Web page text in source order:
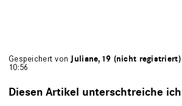
Gespeichert von Juliane,19 (nicht registriert)
10:56
Diesen Artikel unterschtreiche